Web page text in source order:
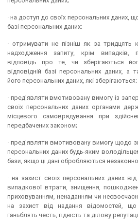
· на доступ до своїх персональних даних,
базі персональних даних;
· отримувати не пізніш як за тридцять
надходження запиту, крім випадків,
відповідь про те, чи зберігаються
відповідній базі персональних даних, а
його персональних даних, які зберігаються;
· пред'являти вмотивовану вимогу із
своїх персональних даних органами
місцевого самоврядування при
передбачених законом;
· пред'являти вмотивовану вимогу щодо
персональних даних будь-яким
бази, якщо ці дані обробляються
· на захист своїх персональних даних
випадкової втрати, знищення,
приховуванням, ненаданням чи
на захист від надання відомостей,
ганьблять честь, гідність та ділову